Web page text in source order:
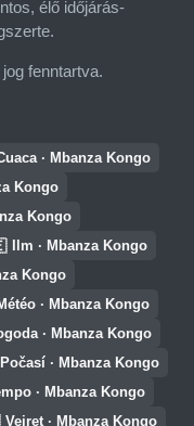
élő időjárás-
fenntartva.
· Mbanza Kongo
Kongo
Kongo
Ilm · Mbanza Kongo
Kongo
· Mbanza Kongo
· Mbanza Kongo
Počasí · Mbanza Kongo
· Mbanza Kongo
Vejret · Mbanza Kongo